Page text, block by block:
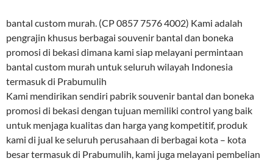
bantal custom murah. (CP 0857 7576 4002) Kami adalah
pengrajin khusus berbagai souvenir bantal dan boneka
promosi di bekasi dimana kami siap melayani permintaan
bantal custom murah untuk seluruh wilayah Indonesia
termasuk di Prabumulih
Kami mendirikan sendiri pabrik souvenir bantal dan boneka
promosi di bekasi dengan tujuan memiliki control yang baik
untuk menjaga kualitas dan harga yang kompetitif, produk
kami di jual ke seluruh perusahaan di berbagai kota – kota
besar termasuk di Prabumulih, kami juga melayani pembelian